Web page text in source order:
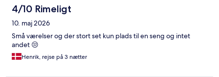
4/10 Rimeligt
10. maj 2026
Små værelser og der stort set kun plads til en seng og intet
andet 😒
Henrik, rejse på 3 nætter